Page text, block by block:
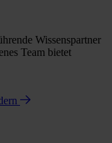
Wissenspartner
Team bietet